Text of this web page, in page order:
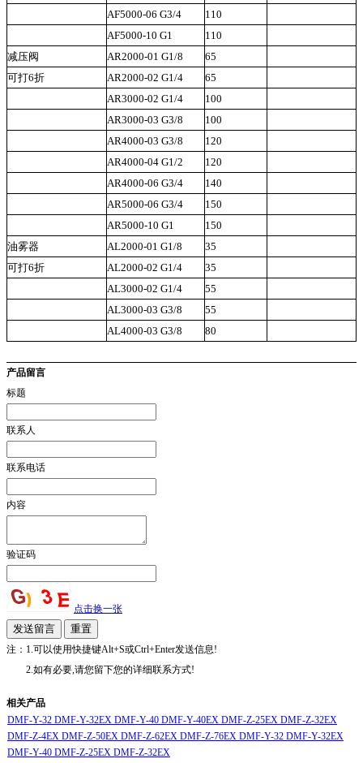
AF5000-06 G3/4
110
AF5000-10 G1
110
减压阀
AR2000-01 G1/8 65
可打6折
AR2000-02 G1/4 65
AR3000-02 G1/4
100
AR3000-03 G3/8
100
AR4000-03 G3/8
120
AR4000-04 G1/2
120
AR4000-06 G3/4
140
AR5000-06 G3/4
150
AR5000-10 G1
150
油雾器
AL2000-01 G1/8 35
可打6折
AL2000-02 G1/4 35
AL3000-02 G1/4
55
AL3000-03 G3/8
55
AL4000-03 G3/8
80
产品留言
标题
联系人
联系电话
内容
验证码
点击换一张
注：1.可以使用快捷键Alt+S或Ctrl+Enter发送信息!
2.如有必要,请您留下您的详细联系方式!
相关产品
DMF-Y-32 DMF-Y-32EX DMF-Y-40 DMF-Y-40EX DMF-Z-25EX DMF-Z-32EX
DMF-Z-4EX DMF-Z-50EX DMF-Z-62EX DMF-Z-76EX DMF-Y-32 DMF-Y-32EX
DMF-Y-40 DMF-Z-25EX DMF-Z-32EX